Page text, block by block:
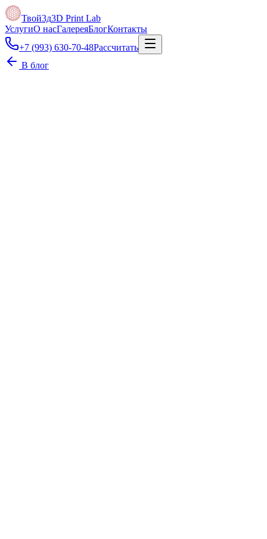
Твой3д3D Print Lab
УслугиО насГалереяБлогКонтакты
+7 (993) 630-70-48Рассчитать
В блог